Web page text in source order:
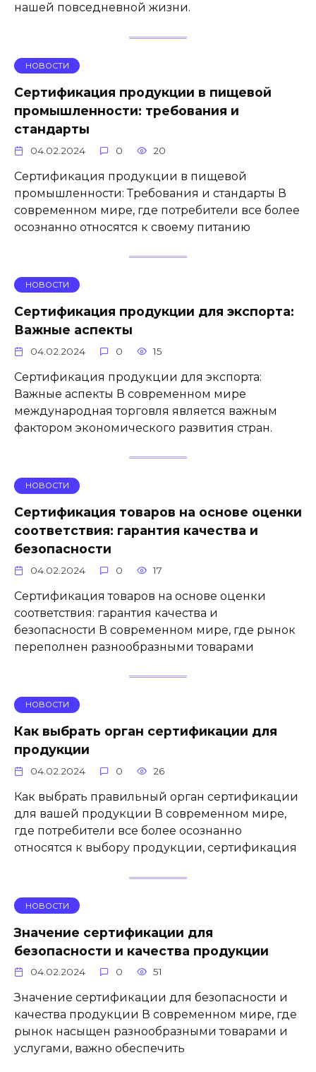
нашей повседневной жизни.
НОВОСТИ
Сертификация продукции в пищевой
промышленности: требования и
стандарты
04.02.2024 0 20
Сертификация продукции в пищевой
промышленности: Требования и стандарты В
современном мире, где потребители все более
осознанно относятся к своему питанию
НОВОСТИ
Сертификация продукции для экспорта:
Важные аспекты
04.02.2024 0 15
Сертификация продукции для экспорта:
Важные аспекты В современном мире
международная торговля является важным
фактором экономического развития стран.
НОВОСТИ
Сертификация товаров на основе оценки
соответствия: гарантия качества и
безопасности
04.02.2024 0 17
Сертификация товаров на основе оценки
соответствия: гарантия качества и
безопасности В современном мире, где рынок
переполнен разнообразными товарами
НОВОСТИ
Как выбрать орган сертификации для
продукции
04.02.2024 0 26
Как выбрать правильный орган сертификации
для вашей продукции В современном мире,
где потребители все более осознанно
относятся к выбору продукции, сертификация
НОВОСТИ
Значение сертификации для
безопасности и качества продукции
04.02.2024 0 51
Значение сертификации для безопасности и
качества продукции В современном мире, где
рынок насыщен разнообразными товарами и
услугами, важно обеспечить